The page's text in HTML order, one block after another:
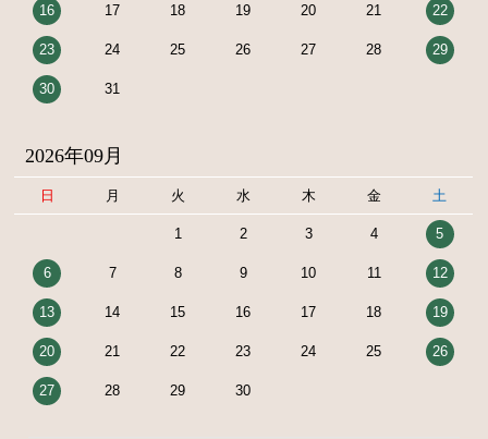
16 17 18 19 20 21 22
23 24 25 26 27 28 29
30 31
2026年09月
日 月 火 水 木 金 土
1 2 3 4 5
6 7 8 9 10 11 12
13 14 15 16 17 18 19
20 21 22 23 24 25 26
27 28 29 30